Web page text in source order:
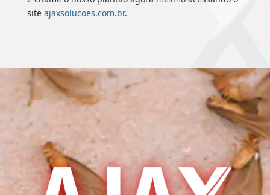
site ajaxsolucoes.com.br.